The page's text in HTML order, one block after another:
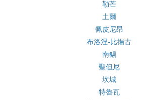
勒芒
土爾
佩皮尼昂
布洛涅-比揚古
南錫
聖但尼
坎城
特魯瓦